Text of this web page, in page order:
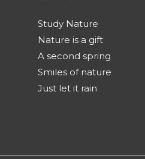
Study Nature
Nature is a gift
A second spring
Smiles of nature
Just let it rain